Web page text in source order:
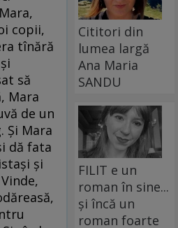
copii,
tînără
să
Mara
de un
Şi Mara
dă fata
şi
Cititori din
lumea largă
Ana Maria
SANDU
FILIT e un
roman în sine...
și încă un
roman foarte